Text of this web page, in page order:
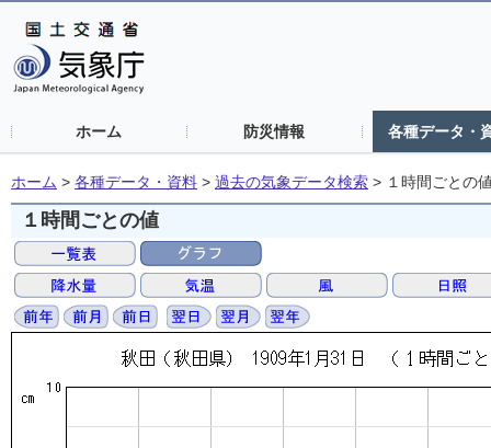
ホーム 防災情報 各種データ・
ホーム > 各種データ・資料 > 過去の気象データ検索 > １時間ごとの
１時間ごとの値